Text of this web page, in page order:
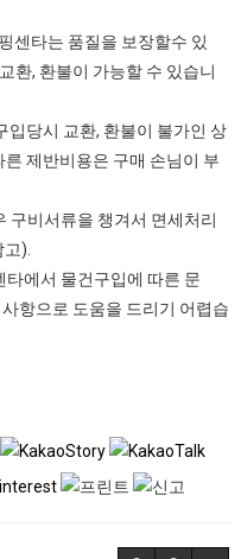
센타는 품질을 보장할수 있
환, 환불이 가능할 수 있습니
당시 교환, 환불이 불가인 상
제반비용은 구매 손님이 부
구비서류을 챙겨서 면세처리
).
에서 물건구입에 따른 문
항으로 도움을 드리기 어렵습